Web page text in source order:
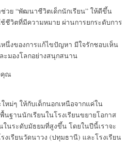
ช่วย “พัฒนาชีวิตเด็กนักเรียน” ให้ดีขึ้น
ชีวิตที่มีความหมาย ผ่านการยกระดับการ
นึ่งของการแก้ไขปัญหา มีใจรักชอบเห็น
ะมองโลกอย่างสนุกสนาน
คุณ
ม่ๆ ให้กับเด็กนอกเหนือจากแค่ใน
นฐานนักเรียนในโรงเรียนขยายโอกาส
ในระดับมัธยมที่สูงขึ้น โดยในปีนี้เราจะ
งเรียนวัดนาวง (ปทุมธานี) และโรงเรียน